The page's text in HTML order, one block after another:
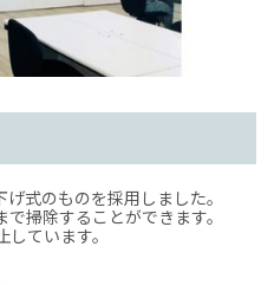
式のものを採用しました。
掃除することができます。
ています。